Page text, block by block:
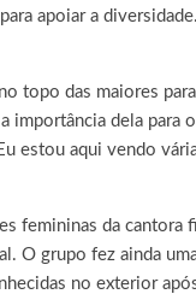
apoiar a
topo das maiores
importância dela para
estou aqui vendo
femininas da cantora
O grupo fez ainda
no exterior